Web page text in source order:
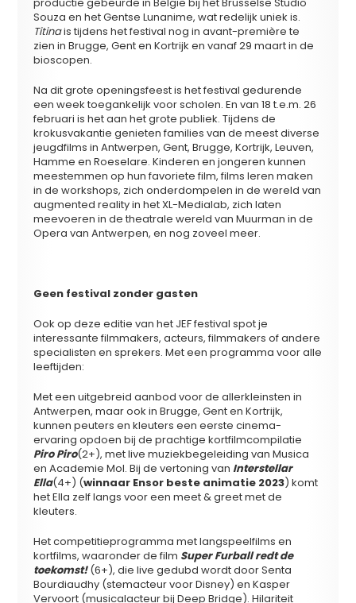
Souza en het Gentse Lunanime, wat redelijk uniek is.
Titinais tijdens het festival nog in avant-première te
zien in Brugge, Gent en Kortrijk en vanaf 29 maart in de
bioscopen.
Na dit grote openingsfeest is het festival gedurende
een week toegankelijk voor scholen. En van 18 t.e.m. 26
februari is het aan het grote publiek. Tijdens de
krokusvakantie genieten families van de meest diverse
jeugdfilms in Antwerpen, Gent, Brugge, Kortrijk, Leuven,
Hamme en Roeselare. Kinderen en jongeren kunnen
meestemmen op hun favoriete film, films leren maken
in de workshops, zich onderdompelen in de wereld van
augmented reality in het XL-Medialab, zich laten
meevoeren in de theatrale wereld van Muurman in de
Opera van Antwerpen, en nog zoveel meer.
Geen festival zonder gasten
Ook op deze editie van het JEF festival spot je
interessante filmmakers, acteurs, filmmakers of andere
specialisten en sprekers. Met een programma voor alle
leeftijden:
Met een uitgebreid aanbod voor de allerkleinsten in
Antwerpen, maar ook in Brugge, Gent en Kortrijk,
kunnen peuters en kleuters een eerste cinema-
ervaring opdoen bij de prachtige kortfilmcompilatie
Piro Piro(2+), met live muziekbegeleiding van Musica
en Academie Mol. Bij de vertoning van Interstellar
Ella(4+) (winnaar Ensor beste animatie 2023) komt
het Ella zelf langs voor een meet & greet met de
kleuters.
Het competitieprogramma met langspeelfilms en
kortfilms, waaronder de film Super Furball redt de
toekomst!(6+), die live gedubd wordt door Senta
Bourdiaudhy (stemacteur voor Disney) en Kasper
Vervoort (musicalacteur bij Deep Bridge). Hilariteit